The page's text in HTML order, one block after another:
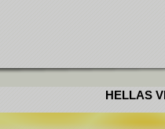
HELLAS